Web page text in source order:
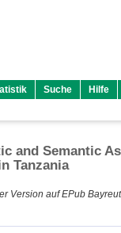
Suche Hilfe
and Semantic
Tanzania
Version auf EPub